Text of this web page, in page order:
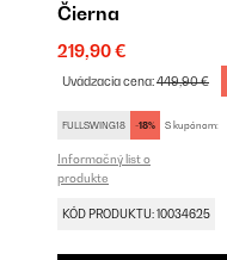
Čierna
219,90 €
Uvádzacia cena:449,90 €
FULLSWING18 -18% S kupónom:
Informačný list o
produkte
KÓD PRODUKTU: 10034625